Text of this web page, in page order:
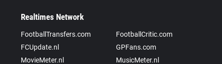
Realtimes Network
FootballTransfers.com
FootballCritic.com
FCUpdate.nl
GPFans.com
MovieMeter.nl
MusicMeter.nl